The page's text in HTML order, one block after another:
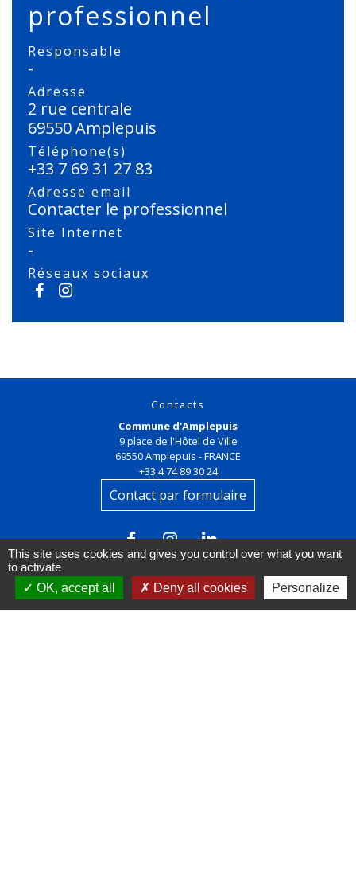
professionnel
Responsable
-
Adresse
2 rue centrale
69550 Amplepuis
Téléphone(s)
+33 7 69 31 27 83
Adresse email
Contacter le professionnel
Site Internet
-
Réseaux sociaux
Contacts
Commune d'Amplepuis
9 place de l'Hôtel de Ville
69550 Amplepuis - FRANCE
+33 4 74 89 30 24
Contact par formulaire
This site uses cookies and gives you control over what you want
to activate
OK, accept all
Deny all cookies Personalize